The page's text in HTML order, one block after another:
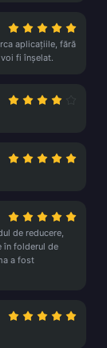
aplicațiile, fără
fi înșelat.
de reducere,
în folderul de
a fost